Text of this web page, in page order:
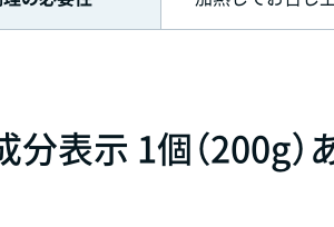
分表示 1個（200g）